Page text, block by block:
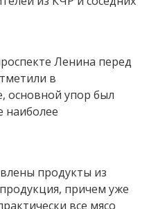
Ленина перед
в
основной упор был
наиболее
продукты из
причем уже
все мясо